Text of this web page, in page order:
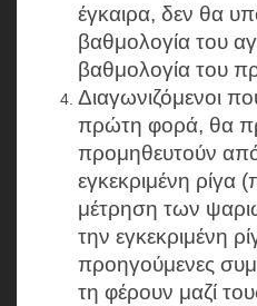
έγκαιρα, δεν θα
βαθμολογία του
βαθμολογία του
Διαγωνιζόμενοι
πρώτη φορά, θα
προμηθευτούν
εγκεκριμένη ρίγα
μέτρηση των
την εγκεκριμένη
προηγούμενες
τη φέρουν μαζί